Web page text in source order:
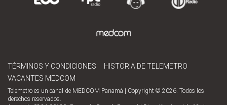
TÉRMINOS Y CONDICIONES
HISTORIA DE TELEMETRO
VACANTES MEDCOM
Telemetro es un canal de MEDCOM Panamá | Copyright © 2026. Todos los
derechos reservados.